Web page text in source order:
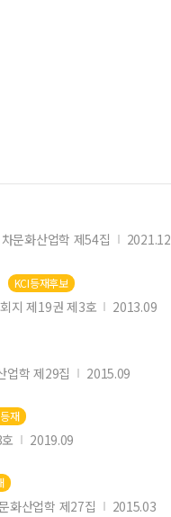
차문화산업학 제54집 2021.12
KCI등재후보
지 제19권 제3호 2013.09
업학 제29집 2015.09
재
2019.09
화산업학 제27집 2015.03